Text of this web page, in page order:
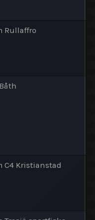
Rullaffro
C4 Kristianstad